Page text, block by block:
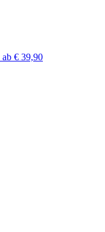
ab € 39,90